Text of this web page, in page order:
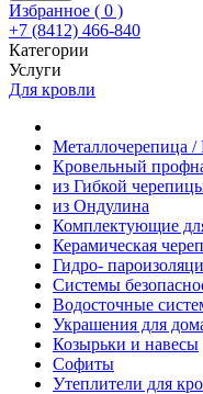
Избранное ( 0 )
+7 (8412) 466-840
Категории
Услуги
Для кровли
Металлочерепица
Кровельный
из Гибкой
из Ондулина
Комплектующие
Керамическая
Гидро-
Системы
Водосточные
Украшения для
Козырьки и навесы
Софиты
Утеплители для